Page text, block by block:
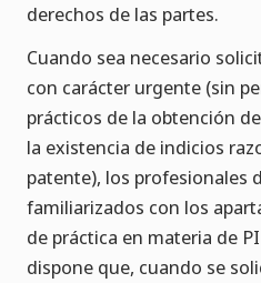
derechos de las partes.
Cuando sea necesario
con carácter urgente (sin
prácticos de la obtención
la existencia de indicios
patente), los profesionales
familiarizados con los
de práctica en materia de
dispone que, cuando se